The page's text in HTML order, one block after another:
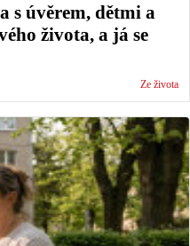
s úvěrem, dětmi a
života, a já se
Ze života